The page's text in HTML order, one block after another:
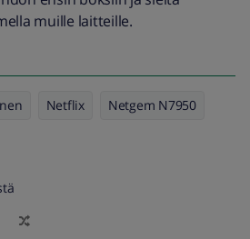
muille laitteille.
Netflix Netgem N7950